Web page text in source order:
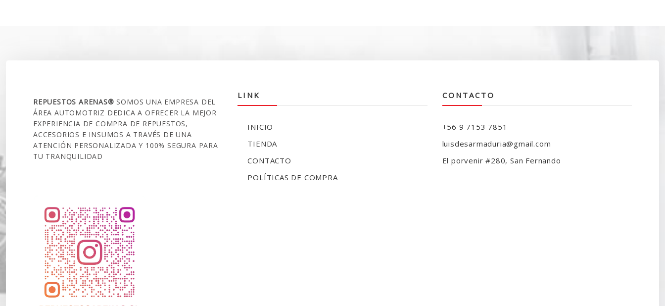
REPUESTOS ARENAS®SOMOS UNA EMPRESA DEL
ÁREA AUTOMOTRIZ DEDICA A OFRECER LA MEJOR
EXPERIENCIA DE COMPRA DE REPUESTOS,
ACCESORIOS E INSUMOS A TRAVÉS DE UNA
ATENCIÓN PERSONALIZADA Y 100% SEGURA PARA
TU TRANQUILIDAD
LINK
INICIO
TIENDA
CONTACTO
POLÍTICAS DE COMPRA
CONTACTO
+56 9 7153 7851
luisdesarmaduria@gmail.com
El porvenir #280, San Fernando